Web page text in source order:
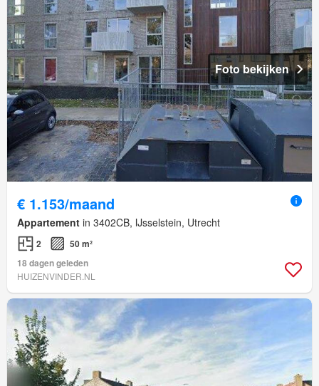
Foto bekijken
€ 1.153/maand
Appartement in 3402CB, IJsselstein, Utrecht
2
50 m²
18 dagen geleden
HUIZENVINDER.NL